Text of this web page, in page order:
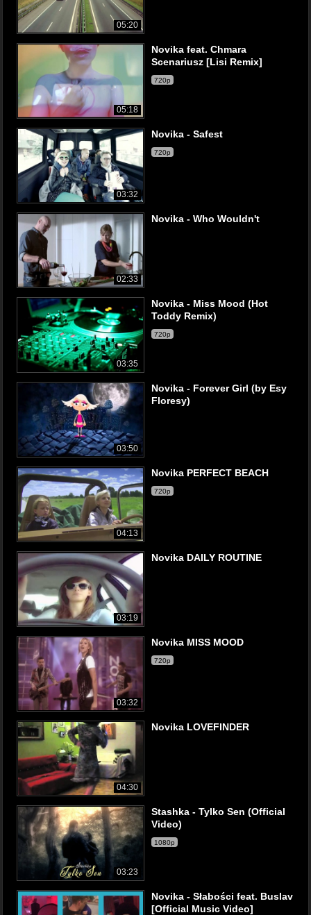
05:20
05:18
Novika feat. Chmara
Scenariusz [Lisi Remix]
720p
03:32
Novika - Safest
720p
02:33
Novika - Who Wouldn't
03:35
Novika - Miss Mood (Hot
Toddy Remix)
720p
03:50
Novika - Forever Girl (by Esy
Floresy)
04:13
Novika PERFECT BEACH
720p
03:19
Novika DAILY ROUTINE
03:32
Novika MISS MOOD
720p
04:30
Novika LOVEFINDER
03:23
Stashka - Tylko Sen (Official
Video)
1080p
Novika - Słabości feat. Buslav
[Official Music Video]